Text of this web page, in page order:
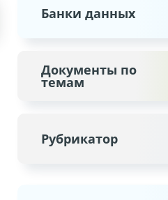
Банки данных
Документы по
темам
Рубрикатор